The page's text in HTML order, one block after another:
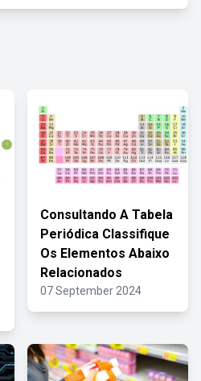
Consultando A Tabela
Periódica Classifique
Os Elementos Abaixo
Relacionados
07 September 2024